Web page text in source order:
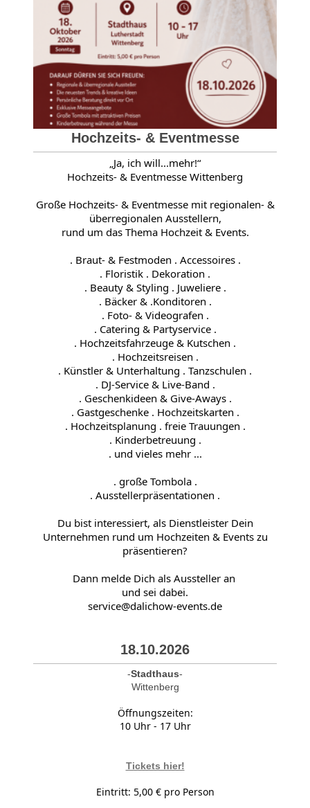
Hochzeits- & Eventmesse
„Ja, ich will...mehr!“
Hochzeits- & Eventmesse Wittenberg
Große Hochzeits- & Eventmesse mit regionalen- &
überregionalen Ausstellern,
rund um das Thema Hochzeit & Events.
. Braut- & Festmoden . Accessoires .
. Floristik . Dekoration .
. Beauty & Styling . Juweliere .
. Bäcker & .Konditoren .
. Foto- & Videografen .
. Catering & Partyservice .
. Hochzeitsfahrzeuge & Kutschen .
. Hochzeitsreisen .
. Künstler & Unterhaltung . Tanzschulen .
. DJ-Service & Live-Band .
. Geschenkideen & Give-Aways .
. Gastgeschenke . Hochzeitskarten .
. Hochzeitsplanung . freie Trauungen .
. Kinderbetreuung .
. und vieles mehr ...
. große Tombola .
. Ausstellerpräsentationen .
Du bist interessiert, als Dienstleister Dein
Unternehmen rund um Hochzeiten & Events zu
präsentieren?
Dann melde Dich als Aussteller an
und sei dabei.
service@dalichow-events.de
18.10.2026
-Stadthaus-
Wittenberg
Öffnungszeiten:
10 Uhr - 17 Uhr
Tickets hier!
Eintritt: 5,00 € pro Person